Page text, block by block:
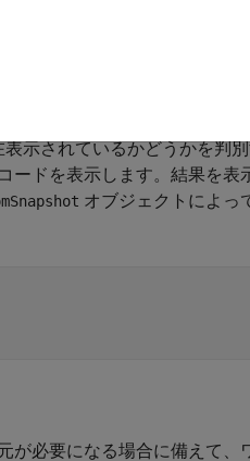
タ インスペクターの時間プロ
ンスペクターは時間プロッ
示されているかどうかを判
ードを表示します。結果を表
オブジェクトによっ
が必要になる場合に備えて、